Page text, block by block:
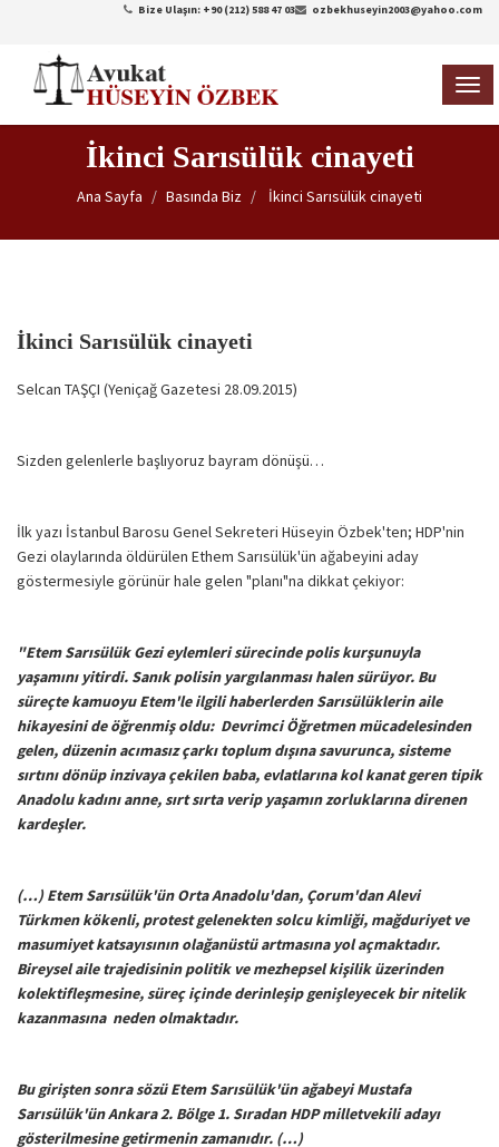
ozbekhuseyin2003@yahoo.com
Bize Ulaşın: +90 (212) 588 47 03
İkinci Sarısülük cinayeti
Ana Sayfa Basında Biz İkinci Sarısülük cinayeti
İkinci Sarısülük cinayeti
Selcan TAŞÇI (Yeniçağ Gazetesi 28.09.2015)
Sizden gelenlerle başlıyoruz bayram dönüşü…
İlk yazı İstanbul Barosu Genel Sekreteri Hüseyin Özbek'ten; HDP'nin
Gezi olaylarında öldürülen Ethem Sarısülük'ün ağabeyini aday
göstermesiyle görünür hale gelen "planı"na dikkat çekiyor:
"Etem Sarısülük Gezi eylemleri sürecinde polis kurşunuyla
yaşamını yitirdi. Sanık polisin yargılanması halen sürüyor. Bu
süreçte kamuoyu Etem'le ilgili haberlerden Sarısülüklerin aile
hikayesini de öğrenmiş oldu: Devrimci Öğretmen mücadelesinden
gelen, düzenin acımasız çarkı toplum dışına savurunca, sisteme
sırtını dönüp inzivaya çekilen baba, evlatlarına kol kanat geren tipik
Anadolu kadını anne, sırt sırta verip yaşamın zorluklarına direnen
kardeşler.
(…) Etem Sarısülük'ün Orta Anadolu'dan, Çorum'dan Alevi
Türkmen kökenli, protest gelenekten solcu kimliği, mağduriyet ve
masumiyet katsayısının olağanüstü artmasına yol açmaktadır.
Bireysel aile trajedisinin politik ve mezhepsel kişilik üzerinden
kolektifleşmesine, süreç içinde derinleşip genişleyecek bir nitelik
kazanmasına neden olmaktadır.
Bu girişten sonra sözü Etem Sarısülük'ün ağabeyi Mustafa
Sarısülük'ün Ankara 2. Bölge 1. Sıradan HDP milletvekili adayı
gösterilmesine getirmenin zamanıdır. (…)